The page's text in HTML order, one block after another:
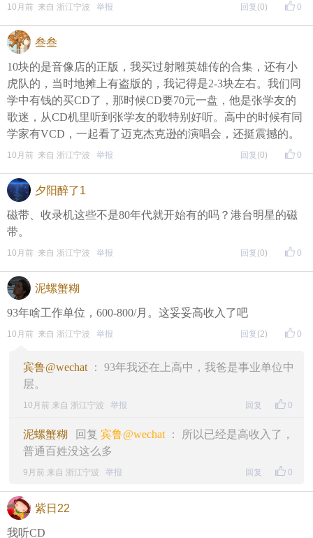
0
10月前 来自 浙江宁波 举报 回复 (0)
叁叁
10块的是音像店的正版，我买过射雕英雄传的合集，还有小
虎队的，当时地摊上有盗版的，我记得是2-3块左右。我们同
学中有钱的买CD了，那时候CD要70元一盘，他是张学友的
歌迷，从CD机里听到张学友的歌特别好听。高中的时候有同
学家有VCD，一起看了迈克杰克逊的演唱会，还挺震撼的。
0
10月前 来自 浙江宁波 举报 回复 (0)
夕阳醉了1
磁带、收录机这些不是80年代就开始有的吗？港台明星的磁
带。
0
10月前 来自 浙江宁波 举报 回复 (0)
泥螺蟹糊
93年啥工作单位，600-800/月。这妥妥高收入了吧
0
10月前 来自 浙江宁波 举报 回复 (2)
宾鲁@wechat ： 93年我还在上高中，我爸是事业单位中
层。
0
10月前 来自 浙江宁波 举报 回复
泥螺蟹糊 回复 宾鲁@wechat ： 所以已经是高收入了，
普通百姓没这么多
0
9月前 来自 浙江宁波 举报 回复
紫日22
我听CD